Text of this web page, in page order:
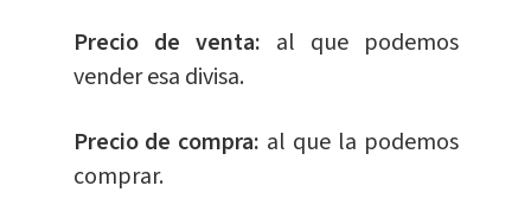
Precio de venta: al que podemos
vender esa divisa.
Precio de compra: al que la podemos
comprar.